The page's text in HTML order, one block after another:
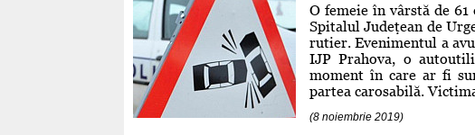
O femeie în vârstă de
Spitalul Judeţean de
rutier. Evenimentul a
IJP Prahova, o
moment în care ar fi
partea carosabilă.
(8 noiembrie 2019)